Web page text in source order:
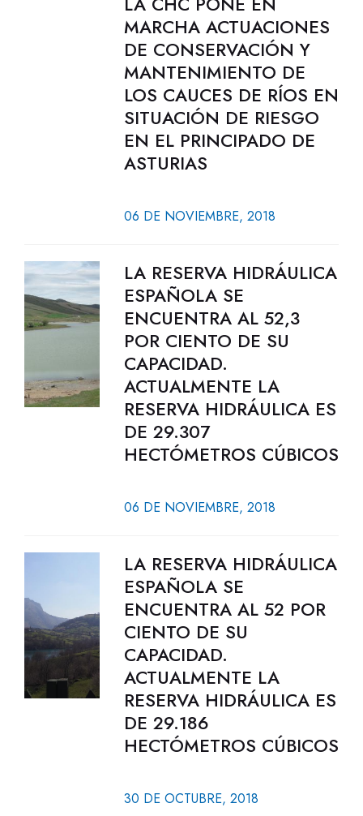
MARCHA ACTUACIONES
DE CONSERVACIÓN Y
MANTENIMIENTO DE
LOS CAUCES DE RÍOS EN
SITUACIÓN DE RIESGO
EN EL PRINCIPADO DE
ASTURIAS
06 DE NOVIEMBRE, 2018
LA RESERVA HIDRÁULICA
ESPAÑOLA SE
ENCUENTRA AL 52,3
POR CIENTO DE SU
CAPACIDAD.
ACTUALMENTE LA
RESERVA HIDRÁULICA ES
DE 29.307
HECTÓMETROS CÚBICOS
06 DE NOVIEMBRE, 2018
LA RESERVA HIDRÁULICA
ESPAÑOLA SE
ENCUENTRA AL 52 POR
CIENTO DE SU
CAPACIDAD.
ACTUALMENTE LA
RESERVA HIDRÁULICA ES
DE 29.186
HECTÓMETROS CÚBICOS
30 DE OCTUBRE, 2018